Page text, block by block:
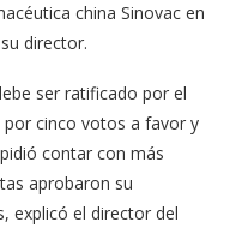
china Sinovac en
director.
ser ratificado por el
cinco votos a favor y
contar con más
aprobaron su
explicó el director del